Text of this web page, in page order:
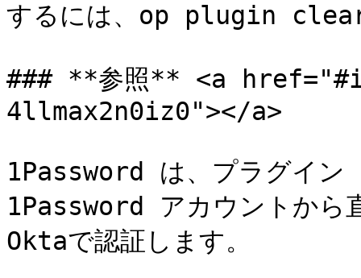
するには、op plugin
### **参照** <a
4llmax2n0iz0"></a>
1Password は、プラグイン
1Password アカウントから
Oktaで認証します。